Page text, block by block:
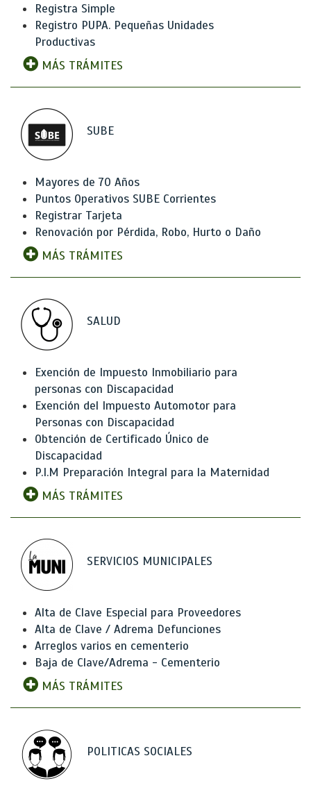
Registra Simple
Registro PUPA. Pequeñas Unidades
Productivas
MÁS TRÁMITES
SUBE
Mayores de 70 Años
Puntos Operativos SUBE Corrientes
Registrar Tarjeta
Renovación por Pérdida, Robo, Hurto o Daño
MÁS TRÁMITES
SALUD
Exención de Impuesto Inmobiliario para
personas con Discapacidad
Exención del Impuesto Automotor para
Personas con Discapacidad
Obtención de Certificado Único de
Discapacidad
P.I.M Preparación Integral para la Maternidad
MÁS TRÁMITES
SERVICIOS MUNICIPALES
Alta de Clave Especial para Proveedores
Alta de Clave / Adrema Defunciones
Arreglos varios en cementerio
Baja de Clave/Adrema - Cementerio
MÁS TRÁMITES
POLITICAS SOCIALES